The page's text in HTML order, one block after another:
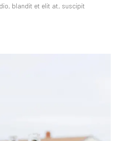
blandit et elit at, suscipit